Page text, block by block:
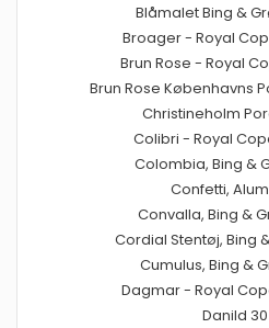
Blåmalet Bing &
Broager - Royal
Brun Rose - Royal
Brun Rose Københavns
Christineholm
Colibri - Royal
Colombia, Bing &
Confetti,
Convalla, Bing &
Cordial Stentøj, Bing
Cumulus, Bing &
Dagmar - Royal
Danild 30